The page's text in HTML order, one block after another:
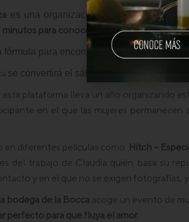
es una organización de Zaragoza que
para conocerse y atraerse.
fórmula para encontrar nuevas
se convertirá el sábado, 9 de diciembre a
esta plataforma lleva un año organizando
en el que las mujeres
en diferentes películas como Hitch –
del trabajo de Claudia quién basa su
y en el que no se exigen fotografías,
bodega de la Bocca acoge un evento de
perfecto para que fluya el amor.